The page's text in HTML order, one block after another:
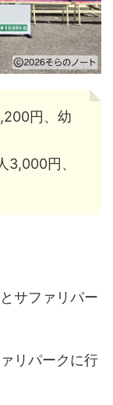
円、幼
3,000円、
サファリパー
リパークに行